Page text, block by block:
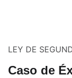
LEY DE
Caso de